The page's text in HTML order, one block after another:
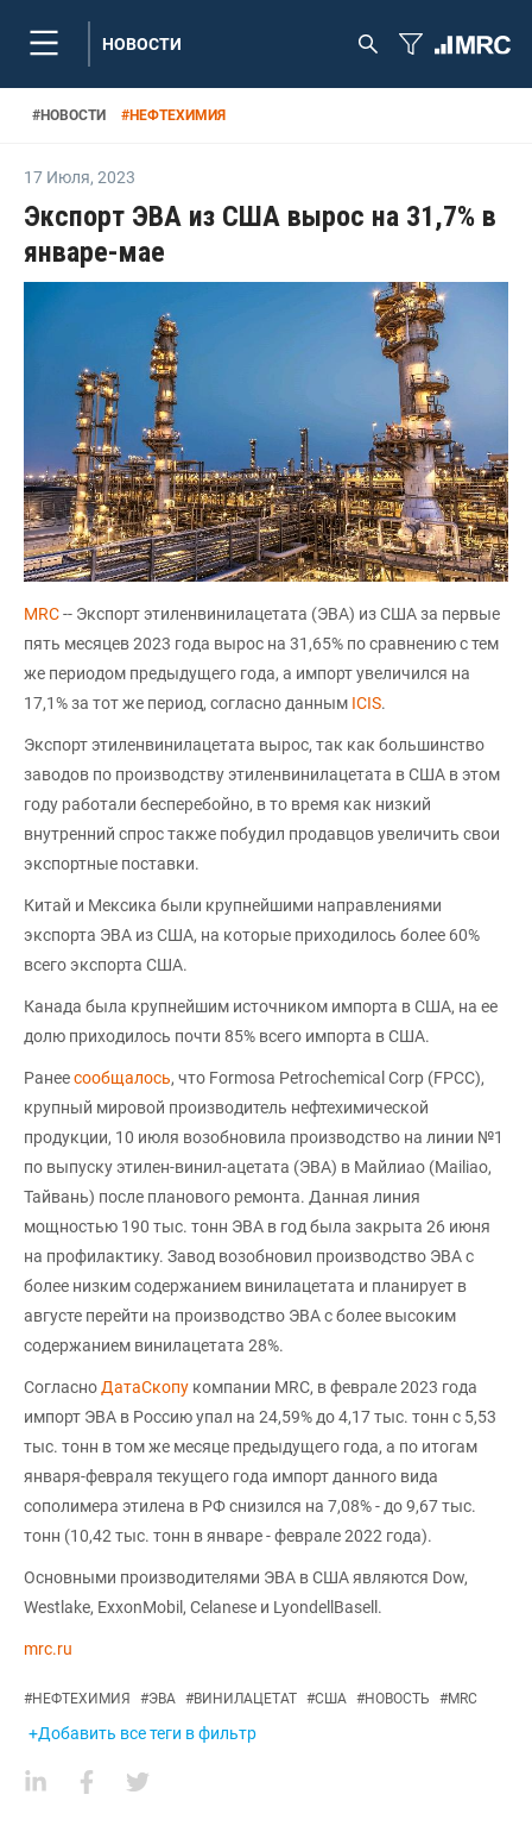
НОВОСТИ
#НОВОСТИ #НЕФТЕХИМИЯ
17 Июля, 2023
Экспорт ЭВА из США вырос на 31,7% в
январе-мае
MRC-- Экспорт этиленвинилацетата (ЭВА) из США за первые
пять месяцев 2023 года вырос на 31,65% по сравнению с тем
же периодом предыдущего года, а импорт увеличился на
17,1% за тот же период, согласно данным ICIS.
Экспорт этиленвинилацетата вырос, так как большинство
заводов по производству этиленвинилацетата в США в этом
году работали бесперебойно, в то время как низкий
внутренний спрос также побудил продавцов увеличить свои
экспортные поставки.
Китай и Мексика были крупнейшими направлениями
экспорта ЭВА из США, на которые приходилось более 60%
всего экспорта США.
Канада была крупнейшим источником импорта в США, на ее
долю приходилось почти 85% всего импорта в США.
Ранеесообщалось, что Formosa Petrochemical Corp (FPCC),
крупный мировой производитель нефтехимической
продукции, 10 июля возобновила производство на линии №1
по выпуску этилен-винил-ацетата (ЭВА) в Майлиао (Mailiao,
Тайвань) после планового ремонта. Данная линия
мощностью 190 тыс. тонн ЭВА в год была закрыта 26 июня
на профилактику. Завод возобновил производство ЭВА с
более низким содержанием винилацетата и планирует в
августе перейти на производство ЭВА с более высоким
содержанием винилацетата 28%.
Согласно ДатаСкопу компании MRC, в феврале 2023 года
импорт ЭВА в Россию упал на 24,59% до 4,17 тыс. тонн с 5,53
тыс. тонн в том же месяце предыдущего года, а по итогам
января-февраля текущего года импорт данного вида
сополимера этилена в РФ снизился на 7,08% - до 9,67 тыс.
тонн (10,42 тыс. тонн в январе - феврале 2022 года).
Основными производителями ЭВА в США являются Dow,
Westlake, ExxonMobil, Celanese и LyondellBasell.
mrc.ru
#НЕФТЕХИМИЯ #ЭВА #ВИНИЛАЦЕТАТ #США #НОВОСТЬ #MRC
+Добавить все теги в фильтр